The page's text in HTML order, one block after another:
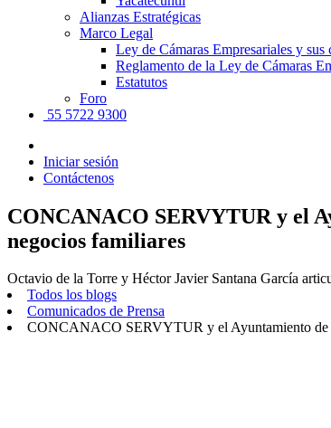
Alianzas Estratégicas
Marco Legal
Ley de Cámaras Empresariales y sus
Reglamento de la Ley de Cámaras
Estatutos
Foro
55 5722 9300
Iniciar sesión
Contáctenos
CONCANACO SERVYTUR y el
negocios familiares
Octavio de la Torre y Héctor Javier Santana García
Todos los blogs
Comunicados de Prensa
CONCANACO SERVYTUR y el Ayuntamiento de